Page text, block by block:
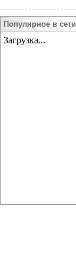
Популярное в сети